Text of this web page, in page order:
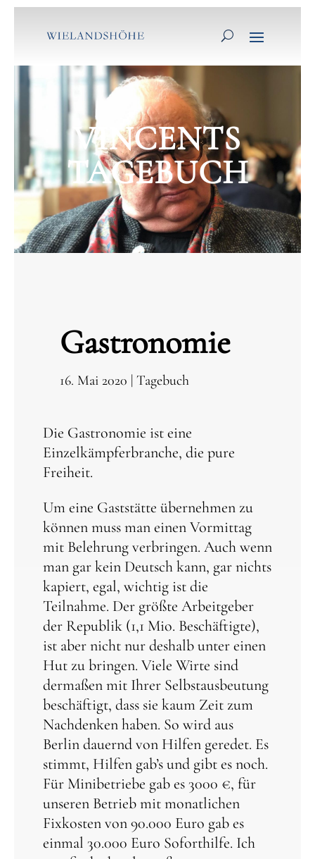
VINCENTS
TAGEBUCH
Gastronomie
16. Mai 2020 | Tagebuch
Die Gastronomie ist eine
Einzelkämpferbranche, die pure
Freiheit.
Um eine Gaststätte übernehmen zu
können muss man einen Vormittag
mit Belehrung verbringen. Auch wenn
man gar kein Deutsch kann, gar nichts
kapiert, egal, wichtig ist die
Teilnahme. Der größte Arbeitgeber
der Republik (1,1 Mio. Beschäftigte),
ist aber nicht nur deshalb unter einen
Hut zu bringen. Viele Wirte sind
dermaßen mit Ihrer Selbstausbeutung
beschäftigt, dass sie kaum Zeit zum
Nachdenken haben. So wird aus
Berlin dauernd von Hilfen geredet. Es
stimmt, Hilfen gab’s und gibt es noch.
Für Minibetriebe gab es 3000 €, für
unseren Betrieb mit monatlichen
Fixkosten von 90.000 Euro gab es
einmal 30.000 Euro Soforthilfe. Ich